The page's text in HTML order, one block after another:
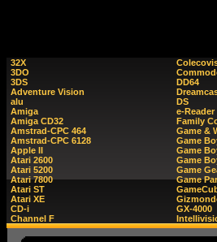
32X
3DO
3DS
Adventure Vision
alu
Amiga
Amiga CD32
Amstrad-CPC 464
Amstrad-CPC 6128
Apple II
Atari 2600
Atari 5200
Atari 7800
Atari ST
Atari XE
CD-i
Channel F
DD64
DS
e-Reader
Family
Game &
Game
Game
Game
Game
Game
GX-4000